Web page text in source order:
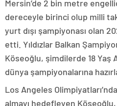
Mersin’de 2 bin metre
dereceyle birinci olup milli
yurt dışı şampiyonası olan
etti. Yıldızlar Balkan
Köseoğlu, şimdilerde 18 Yaş
dünya şampiyonalarına
Los Angeles
almayı hedefleyen